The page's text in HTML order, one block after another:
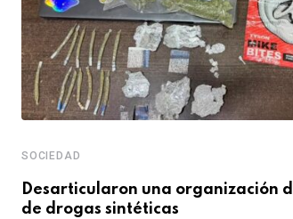
SOCIEDAD
Desarticularon una organización
de drogas sintéticas